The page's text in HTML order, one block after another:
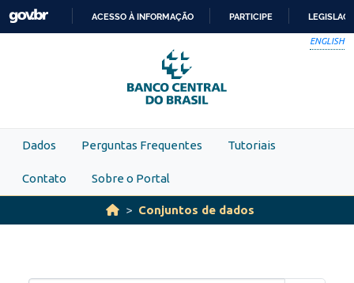
Skip to main content
PARA
O
CONTEÚDO
ACESSO À INFORMAÇÃO PARTICIPE
ENGLISH
Dados Perguntas Frequentes Tutoriais
Contato Sobre o Portal
Conjuntos de dados